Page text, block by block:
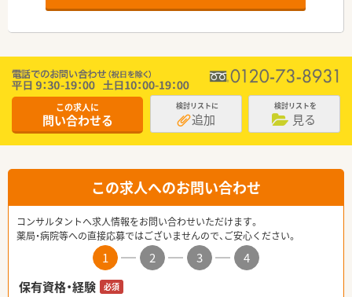
この求人に
問い合わせる
検討リストに
追加
検討リストを
見る
この求人へのお問い合わせ
コンサルタントへ求人情報をお問い合わせいただけます。
薬局・病院等への直接応募ではございませんので、ご安心ください。
1 2 3
4
保有資格・経験
必須